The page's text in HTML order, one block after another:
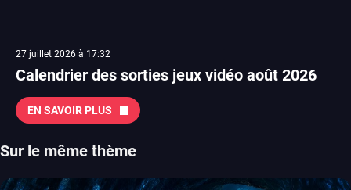
27 juillet 2026 à 17:32
Calendrier des sorties jeux vidéo août 2026
EN SAVOIR PLUS
Sur le même thème